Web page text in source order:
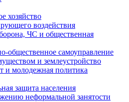
хозяйство
воздействия
ЧС и общественная
общественное самоуправление
и землеустройство
и молодежная политика
защита населения
неформальной занятости